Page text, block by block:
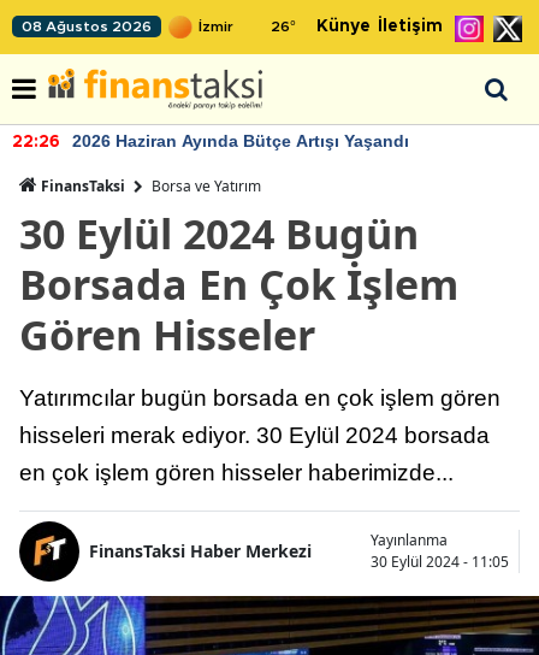
08 Ağustos 2026 26° Künye İletişim
22:26 2026 Haziran Ayında Bütçe Artışı Yaşandı
FinansTaksi Borsa ve Yatırım
30 Eylül 2024 Bugün
Borsada En Çok İşlem
Gören Hisseler
Yatırımcılar bugün borsada en çok işlem gören
hisseleri merak ediyor. 30 Eylül 2024 borsada
en çok işlem gören hisseler haberimizde...
FinansTaksi Haber Merkezi
Yayınlanma
30 Eylül 2024 - 11:05